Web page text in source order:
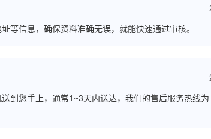
等信息，确保资料准确无误，就能快速通过审核。
到您手上，通常1~3天内送达，我们的售后服务热线为